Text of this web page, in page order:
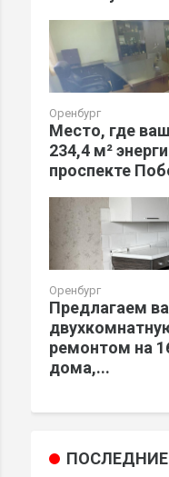
Оренбург
Место, где
234,4 м²
проспекте
Оренбург
Предлагаем
ремонтом на
дома,...